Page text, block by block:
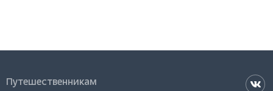
Путешественникам